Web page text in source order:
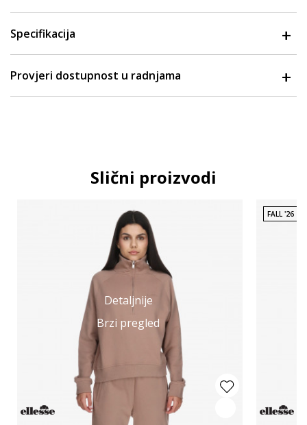
Specifikacija
Provjeri dostupnost u radnjama
Slični proizvodi
Detaljnije
Brzi pregled
FALL '26